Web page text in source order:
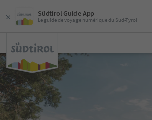
Südtirol Guide App
Le guide de voyage numérique du Sud-Tyrol